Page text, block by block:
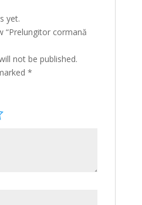
yet.
“Prelungitor cormană
not be published.
*